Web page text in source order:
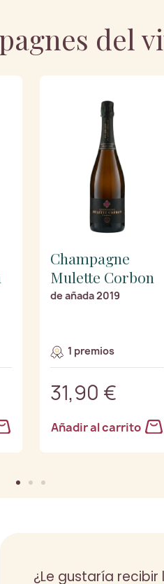
del
Champagne
Mulette Corbon
de añada 2019
1 premios
31,90 €
Añadir al carrito
¿Le gustaría